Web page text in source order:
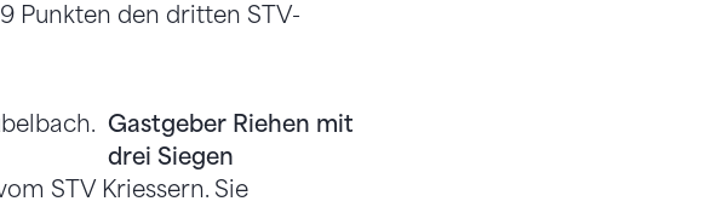
Punkten den dritten STV-
Gastgeber Riehen mit
drei Siegen
STV Kriessern. Sie